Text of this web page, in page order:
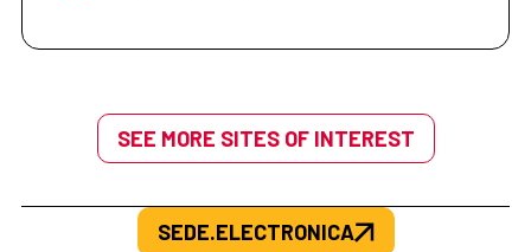
SEE MORE SITES OF INTEREST
SEDE.ELECTRONICA